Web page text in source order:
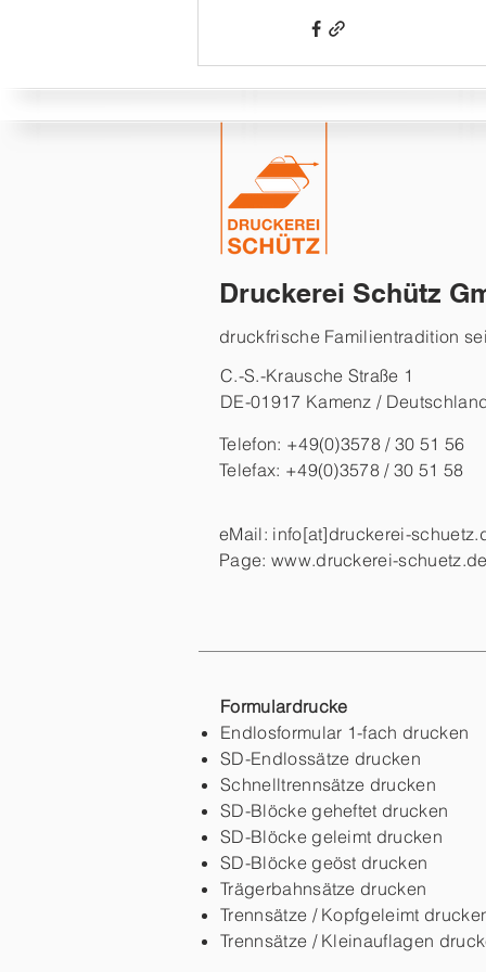
Druckerei Schütz
druckfrische Familientradition
C.-S.-Krausche Straße 1
DE-01917 Kamenz /
Telefon: +49(0)3578 / 30 51 56
Telefax: +49(0)3578 / 30 51 58
eMail: info[at]druckerei-
Page: www.druckerei-schuetz.de
Formulardrucke
Endlosformular 1-fach drucken
SD-Endlossätze drucken
Schnelltrennsätze drucken
SD-Blöcke geheftet drucken
SD-Blöcke geleimt drucken
SD-Blöcke geöst drucken
Trägerbahnsätze drucken
Trennsätze / Kopfgeleimt
Trennsätze / Kleinauflagen